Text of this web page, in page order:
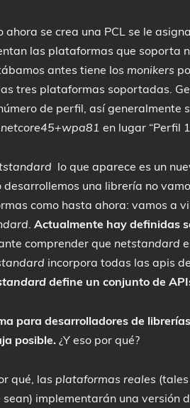
ahora se crea una PCL se le
las plataformas que soporta
antes tiene los monikers
tres plataformas soportadas.
de perfil, así generalmente
en lugar “Perfil
lo que aparece es un
desarrollemos una librería no
como hasta ahora: vamos a
. Actualmente hay definidas
comprender que netstandard
incorpora todas las apis
define un conjunto de
para desarrolladores de
posible. ¿Y eso por qué?
qué, las plataformas reales
sean) implementarán una versión